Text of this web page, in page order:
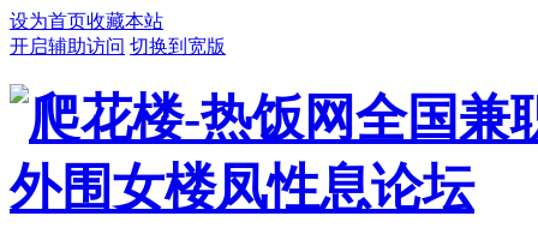
设为首页收藏本站
开启辅助访问 切换到宽版